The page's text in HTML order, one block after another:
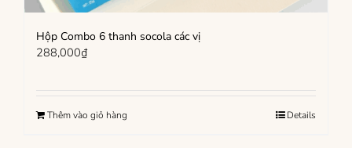
Hộp Combo 6 thanh socola các vị
288,000₫
Thêm vào giỏ hàng Details